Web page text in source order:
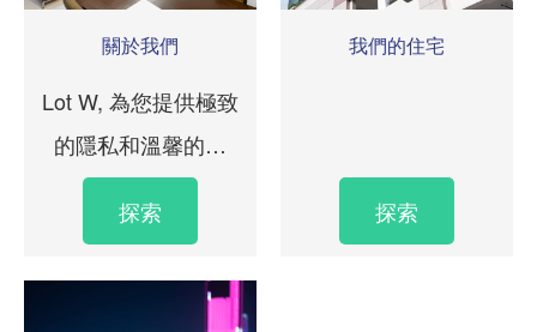
關於我們
Lot W, 為您提供極致
的隱私和溫馨的環
境。
探索
我們的住宅
探索